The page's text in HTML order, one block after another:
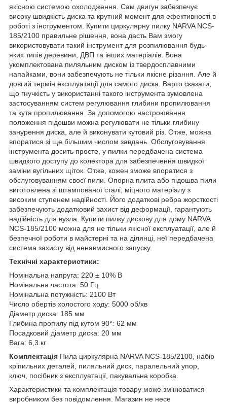
якісною системою охолодження. Сам двигун забезпечує
високу швидкість диска та крутний момент для ефективності в
роботі з інструментом. Купити циркулярну пилку NARVA NCS-
185/2100 правильне рішення, вона дасть Вам змогу
використовувати такий інструмент для розпилювання будь-
яких типів деревини, ДВП та інших матеріалів. Вона
укомплектована пиляльним диском із твердосплавними
напайками, вони забезпечують не тільки якісне різання. Але й
довгий термін експлуатації для самого диска. Варто сказати,
що гнучкість у використанні такого інструмента зумовлена
застосуванням систем регулювання глибини пропилювання
та кута пропилювання. За допомогою настроювання
положення підошви можна регулювати не тільки глибину
занурення диска, але й виконувати кутовий різ. Отже, можна
впоратися зі ще більшим числом завдань. Обслуговування
інструмента досить просте, у пилки передбачена система
швидкого доступу до колектора для забезпечення швидкої
заміни вугільних щіток. Отже, кожен зможе впоратися з
обслуговуванням своєї пили. Опорна плита або підошва пили
виготовлена зі штампованої сталі, міцного матеріалу з
високим ступенем надійності. Його додаткові ребра жорсткості
забезпечують додатковий захист від деформації, гарантують
надійність для вузла. Купити пилку дискову для дому NARVA
NCS-185/2100 можна для не тільки якісної експлуатації, але й
безпечної роботи в майстерні та на ділянці, неї передбачена
система захисту від ненавмисного запуску.
Технічні характеристики:
Номінальна напруга: 220 ± 10% В
Номінальна частота: 50 Гц
Номінальна потужність: 2100 Вт
Число обертів холостого ходу: 5000 об/хв
Діаметр диска: 185 мм
Глибина пропилу під кутом 90°: 62 мм
Посадковий діаметр диска: 20 мм
Вага: 6,3 кг
Комплектація Пила циркулярна NARVA NCS-185/2100, набір
кріпильних деталей, пиляльний диск, паралельний упор,
ключ, посібник з експлуатації, пакувальна коробка.
Характеристики та комплектація товару може змінюватися
виробником без повідомлення. Магазин не несе